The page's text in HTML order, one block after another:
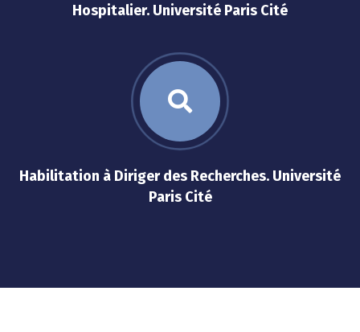
Hospitalier. Université Paris Cité
Habilitation à Diriger des Recherches. Université
Paris Cité